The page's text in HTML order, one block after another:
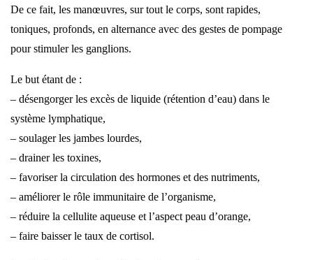
De ce fait, les manœuvres, sur tout le corps, sont rapides,
toniques, profonds, en alternance avec des gestes de pompage
pour stimuler les ganglions.
Le but étant de :
– désengorger les excès de liquide (rétention d’eau) dans le
système lymphatique,
– soulager les jambes lourdes,
– drainer les toxines,
– favoriser la circulation des hormones et des nutriments,
– améliorer le rôle immunitaire de l’organisme,
– réduire la cellulite aqueuse et l’aspect peau d’orange,
– faire baisser le taux de cortisol.